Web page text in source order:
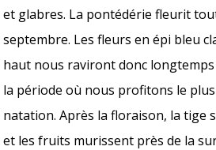
et glabres. La pontédérie fleurit
septembre. Les fleurs en épi bleu
haut nous raviront donc
la période où nous profitons le
natation. Après la floraison, la tige
et les fruits murissent près de la